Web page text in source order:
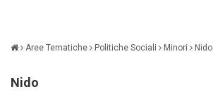
Aree Tematiche Politiche Sociali Minori Nido
Nido